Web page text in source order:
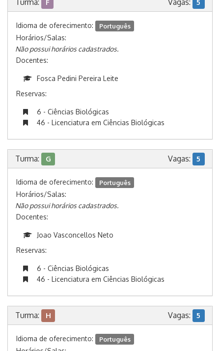
Turma: F Vagas: 5
Idioma de oferecimento: Português
Horários/Salas:
Não possui horários cadastrados.
Docentes:
Fosca Pedini Pereira Leite
Reservas:
6 - Ciências Biológicas
46 - Licenciatura em Ciências Biológicas
Turma: G Vagas: 5
Idioma de oferecimento: Português
Horários/Salas:
Não possui horários cadastrados.
Docentes:
Joao Vasconcellos Neto
Reservas:
6 - Ciências Biológicas
46 - Licenciatura em Ciências Biológicas
Turma: H Vagas: 5
Idioma de oferecimento: Português